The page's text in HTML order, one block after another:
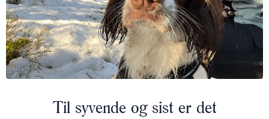
Til syvende og sist er det